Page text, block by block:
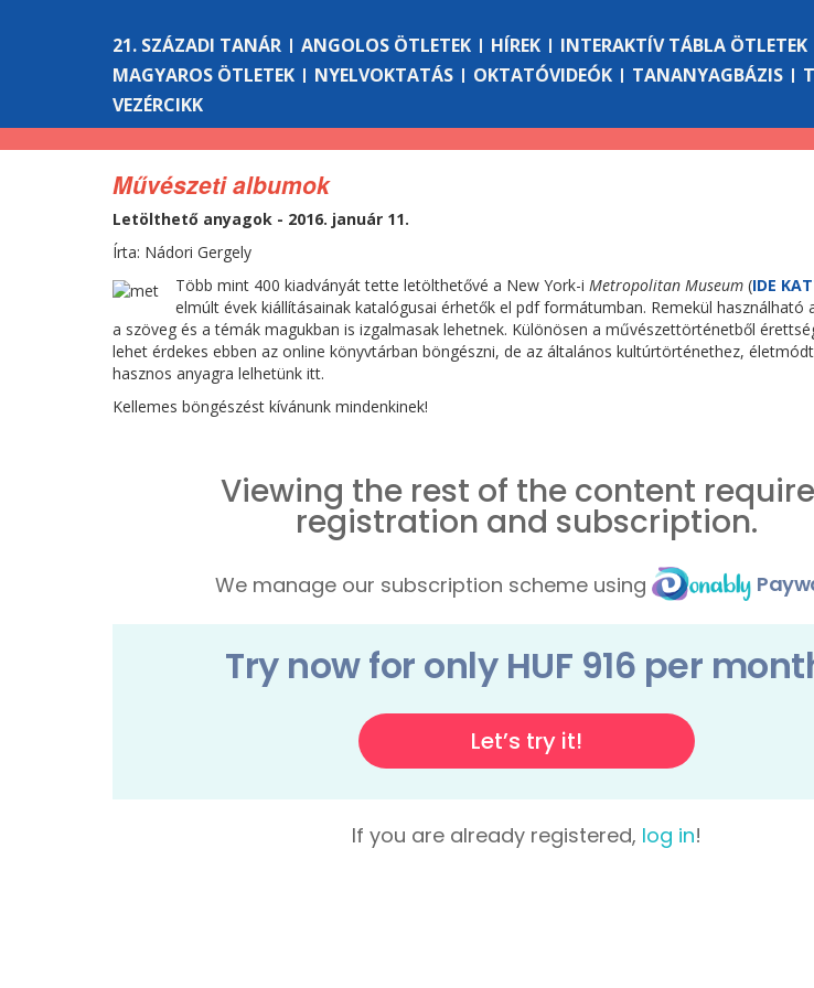
21. SZÁZADI TANÁR ANGOLOS ÖTLETEK HÍREK INTERAKTÍV TÁBLA ÖTLETEK
MAGYAROS ÖTLETEK
NYELVOKTATÁS OKTATÓVIDEÓK TANANYAGBÁZIS
VEZÉRCIKK
Művészeti albumok
Letölthető anyagok - 2016. január 11.
Írta: Nádori Gergely
Több mint 400 kiadványát tette letölthetővé a New York-i Metropolitan Museum (IDE
elmúlt évek kiállításainak katalógusai érhetők el pdf formátumban. Remekül használható
a szöveg és a témák magukban is izgalmasak lehetnek. Különösen a művészettörténetből
lehet érdekes ebben az online könyvtárban böngészni, de az általános kultúrtörténethez,
hasznos anyagra lelhetünk itt.
Kellemes böngészést kívánunk mindenkinek!